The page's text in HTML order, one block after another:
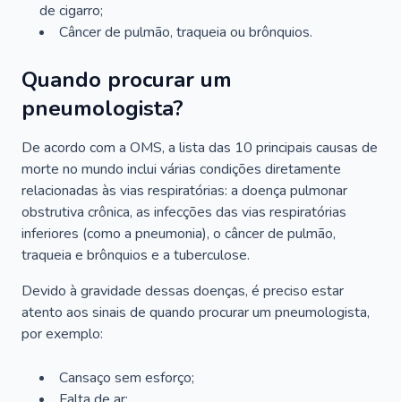
de cigarro;
Câncer de pulmão, traqueia ou brônquios.
Quando procurar um
pneumologista?
De acordo com a OMS, a lista das 10 principais causas de
morte no mundo inclui várias condições diretamente
relacionadas às vias respiratórias: a doença pulmonar
obstrutiva crônica, as infecções das vias respiratórias
inferiores (como a pneumonia), o câncer de pulmão,
traqueia e brônquios e a tuberculose.
Devido à gravidade dessas doenças, é preciso estar
atento aos sinais de quando procurar um pneumologista,
por exemplo:
Cansaço sem esforço;